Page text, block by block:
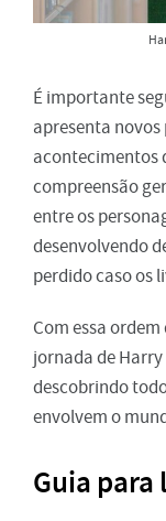
É importante
apresenta novos
acontecimentos
compreensão
entre os
desenvolvendo
perdido caso os
Com essa
jornada de
descobrindo
envolvem o
Guia